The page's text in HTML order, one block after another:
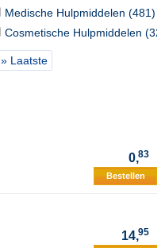
Medische Hulpmiddelen (481)
Cosmetische Hulpmiddelen (32)
» Laatste
0,83
Bestellen
14,95